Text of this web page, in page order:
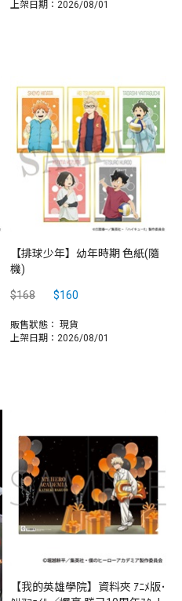
上架日期：2026/08/01
【排球少年】幼年時期 色紙(隨
機)
$168 $160
販售狀態： 現貨
上架日期：2026/08/01
【我的英雄學院】資料夾 ｱﾆﾒ版･